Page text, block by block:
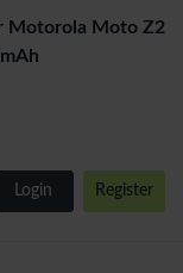
Motorola Moto Z2
Login Register